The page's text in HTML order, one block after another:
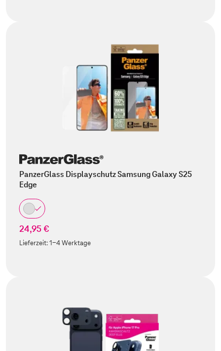
PanzerGlass Displayschutz Samsung Galaxy S25
Edge
24,95 €
Lieferzeit:1-4 Werktage